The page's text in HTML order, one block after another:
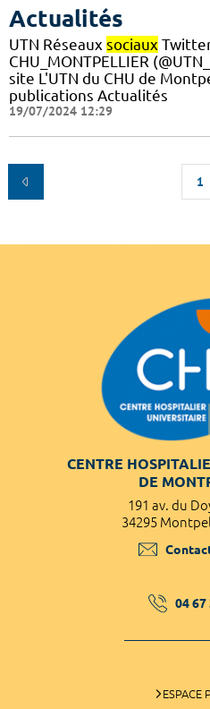
Actualités
UTN Réseaux sociaux
CHU_MONTPELLIER
site L'UTN du CHU de
publications Actualités
19/07/2024 12:29
1
CENTRE
DE
191 av. du
34295
04 67
ESPACE